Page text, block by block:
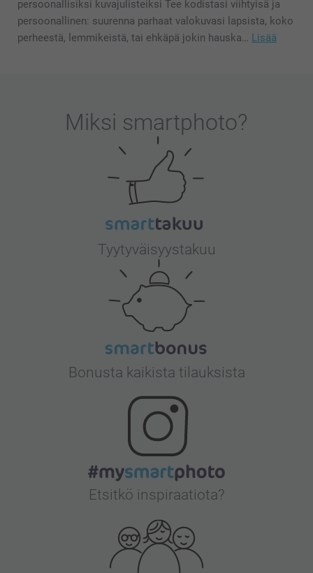
persoonallisiksi kuvajulisteiksi Tee kodistasi viihtyisä ja
persoonallinen: suurenna parhaat valokuvasi lapsista, koko
perheestä, lemmikeistä, tai ehkäpä jokin hauska… Lisää
Miksi smartphoto?
Tyytyväisyystakuu
Bonusta kaikista tilauksista
Etsitkö inspiraatiota?